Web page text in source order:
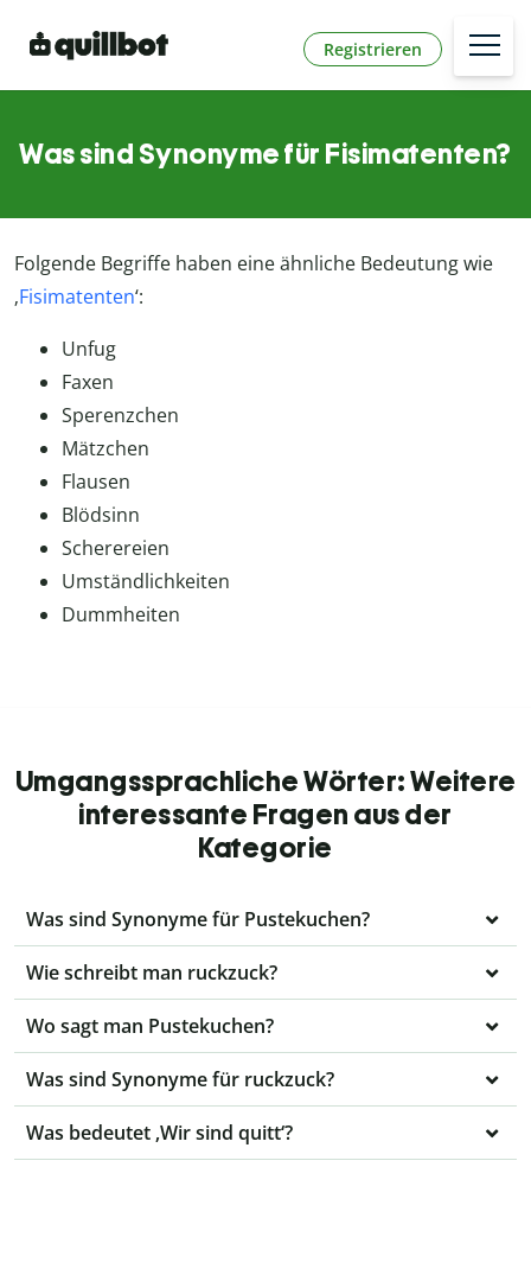
Registrieren
Was sind Synonyme für Fisimatenten?
Folgende Begriffe haben eine ähnliche Bedeutung wie
‚Fisimatenten‘:
Unfug
Faxen
Sperenzchen
Mätzchen
Flausen
Blödsinn
Scherereien
Umständlichkeiten
Dummheiten
Umgangssprachliche Wörter: Weitere
interessante Fragen aus der
Kategorie
Was sind Synonyme für Pustekuchen?
Wie schreibt man ruckzuck?
Wo sagt man Pustekuchen?
Was sind Synonyme für ruckzuck?
Was bedeutet ‚Wir sind quitt‘?